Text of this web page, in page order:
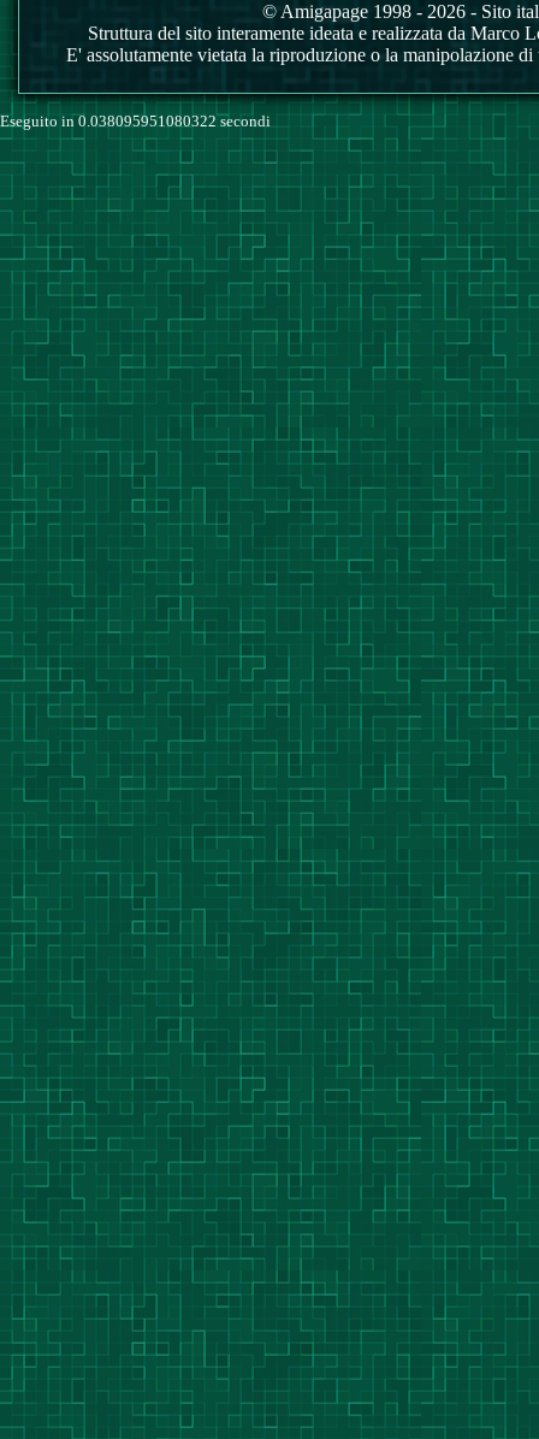
© Amigapage 1998 - 2026 - Sito
Struttura del sito interamente ideata e realizzata da
E' assolutamente vietata la riproduzione o la manipolazione
Eseguito in 0.038095951080322 secondi